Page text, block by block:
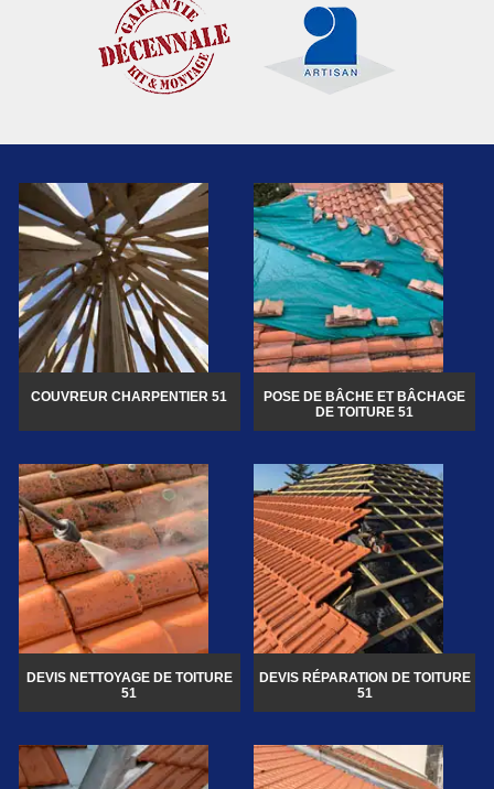
COUVREUR CHARPENTIER 51
POSE DE BÂCHE ET BÂCHAGE
DE TOITURE 51
DEVIS NETTOYAGE DE TOITURE
51
DEVIS RÉPARATION DE TOITURE
51